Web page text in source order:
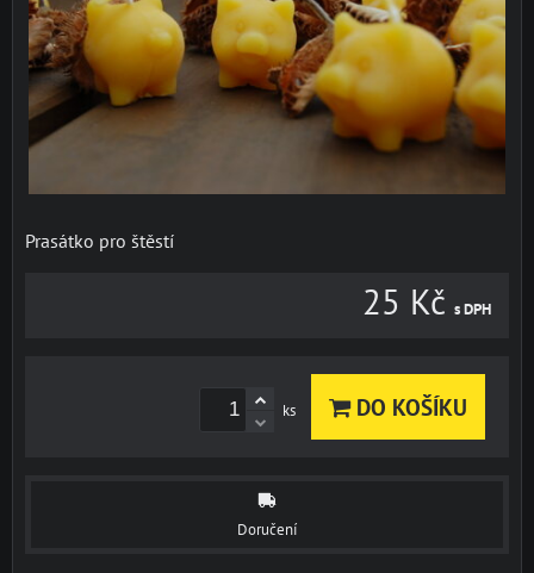
Prasátko pro štěstí
25 Kč s DPH
ks DO KOŠÍKU
Doručení